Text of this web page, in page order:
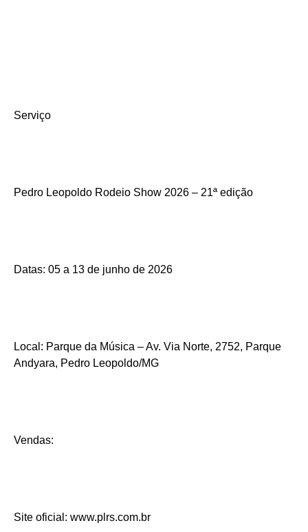
Serviço
Pedro Leopoldo Rodeio Show 2026 – 21ª edição
Datas: 05 a 13 de junho de 2026
Local: Parque da Música – Av. Via Norte, 2752, Parque
Andyara, Pedro Leopoldo/MG
Vendas:
Site oficial: www.plrs.com.br